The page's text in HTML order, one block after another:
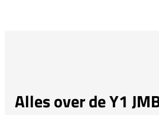
Alles over de Y1